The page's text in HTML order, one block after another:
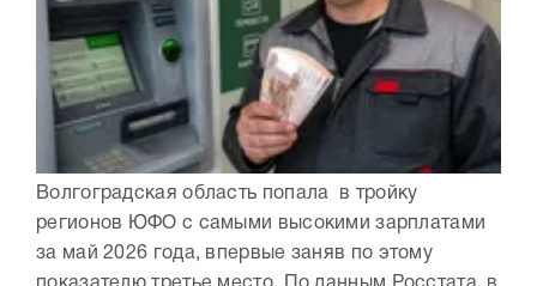
Волгоградская область попала в тройку
регионов ЮФО с самыми высокими зарплатами
за май 2026 года, впервые заняв по этому